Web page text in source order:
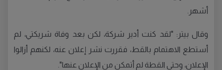
أشهر.
وقال بيتر: "لقد كنت أدير شركة، لكن بعد وفاة شريكتي، لم
أستطع الاهتمام بالقط، فقررت نشر إعلان عنه، لكنهم أزالوا
الإعلان، وحتى القطة لم أتمكن من الإعلان عنها".